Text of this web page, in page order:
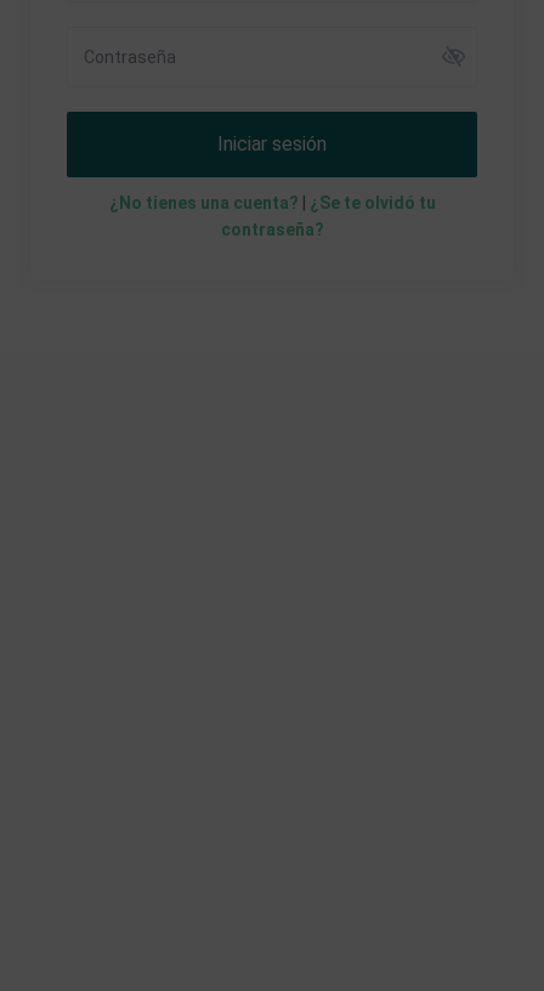
Iniciar sesión
¿No tienes una cuenta?
¿Se te olvidó tu
contraseña?